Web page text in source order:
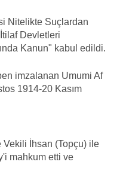
Nitelikte Suçlardan
Devletleri
Kanun" kabul edildi.
imzalanan Umumi Af
1914-20 Kasım
İhsan (Topçu) ile
mahkum etti ve